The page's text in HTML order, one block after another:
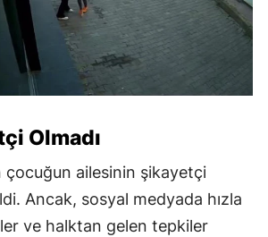
Olmadı
çocuğun ailesinin şikayetçi
Ancak, sosyal medyada hızla
ve halktan gelen tepkiler